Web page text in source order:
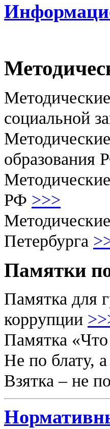
социальной
образования
РФ >>>
Петербурга
Памятки
Памятка для
коррупции
Памятка
Не по блату,
Взятка – не